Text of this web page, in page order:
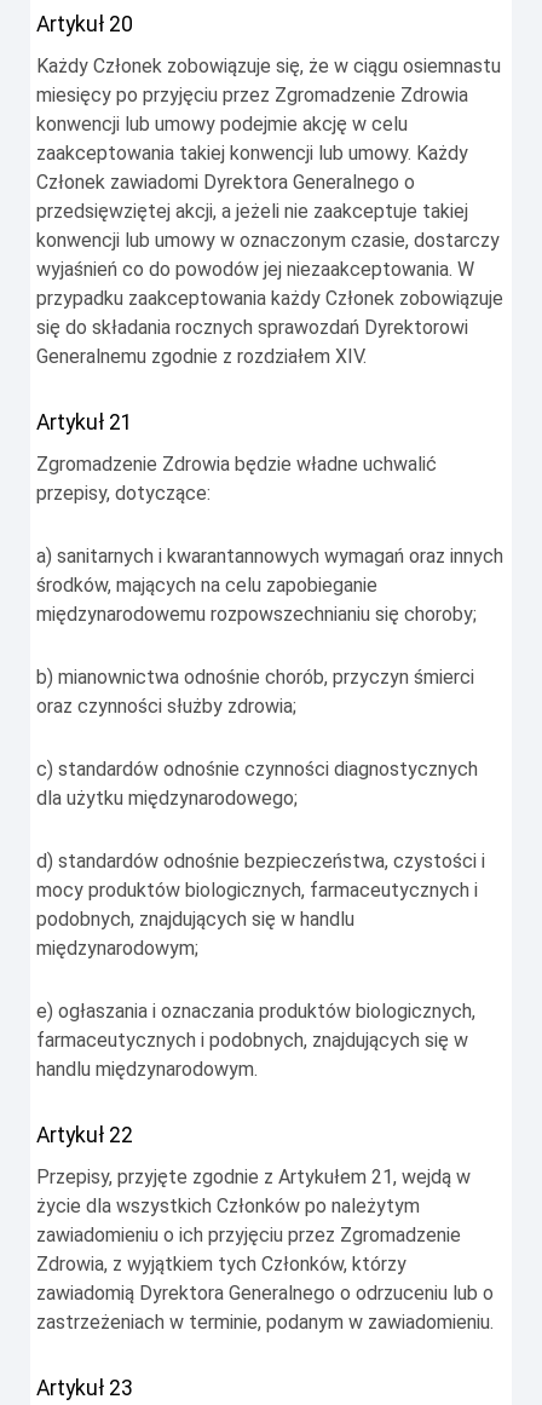
Artykuł 20
Każdy Członek zobowiązuje się, że w ciągu osiemnastu
miesięcy po przyjęciu przez Zgromadzenie Zdrowia
konwencji lub umowy podejmie akcję w celu
zaakceptowania takiej konwencji lub umowy. Każdy
Członek zawiadomi Dyrektora Generalnego o
przedsięwziętej akcji, a jeżeli nie zaakceptuje takiej
konwencji lub umowy w oznaczonym czasie, dostarczy
wyjaśnień co do powodów jej niezaakceptowania. W
przypadku zaakceptowania każdy Członek zobowiązuje
się do składania rocznych sprawozdań Dyrektorowi
Generalnemu zgodnie z rozdziałem XIV.
Artykuł 21
Zgromadzenie Zdrowia będzie władne uchwalić
przepisy, dotyczące:
a) sanitarnych i kwarantannowych wymagań oraz innych
środków, mających na celu zapobieganie
międzynarodowemu rozpowszechnianiu się choroby;
b) mianownictwa odnośnie chorób, przyczyn śmierci
oraz czynności służby zdrowia;
c) standardów odnośnie czynności diagnostycznych
dla użytku międzynarodowego;
d) standardów odnośnie bezpieczeństwa, czystości i
mocy produktów biologicznych, farmaceutycznych i
podobnych, znajdujących się w handlu
międzynarodowym;
e) ogłaszania i oznaczania produktów biologicznych,
farmaceutycznych i podobnych, znajdujących się w
handlu międzynarodowym.
Artykuł 22
Przepisy, przyjęte zgodnie z Artykułem 21, wejdą w
życie dla wszystkich Członków po należytym
zawiadomieniu o ich przyjęciu przez Zgromadzenie
Zdrowia, z wyjątkiem tych Członków, którzy
zawiadomią Dyrektora Generalnego o odrzuceniu lub o
zastrzeżeniach w terminie, podanym w zawiadomieniu.
Artykuł 23